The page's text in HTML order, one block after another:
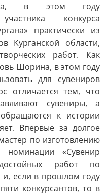
в этом году
конкурса
практически из
Курганской области,
работ. Как
Шорина, в этом году
для сувениров
отличается тем, что
сувениры, а
к истории
Впервые за долгое
по изготовлению
«Сувенир
работ по
и, если в прошлом году
конкурсантов, то в